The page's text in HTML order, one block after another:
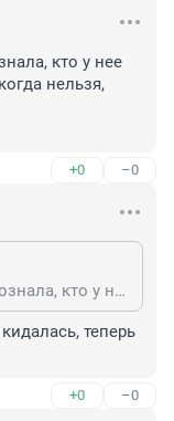
кто у нее
нельзя,
+0 –0
Настя еще молода, и надеюсь осознала, кто у нее "друзья". Против совести, идти никогда нельзя, даже в таких ситуациях. Настя держись.
теперь
+0 –0